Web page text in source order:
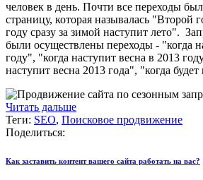
человек в день. Почти все переходы
страницу, которая называлась "Второй
году сразу за зимой наступит лето".
были осуществлены переходы - "когда
году", "когда наступит весна в 2013
наступит весна 2013 года", "когда будет
Читать дальше
Теги: SEO, Поисковое продвижение
Поделиться:
Как заставить контент вашего сайта работать на вас?